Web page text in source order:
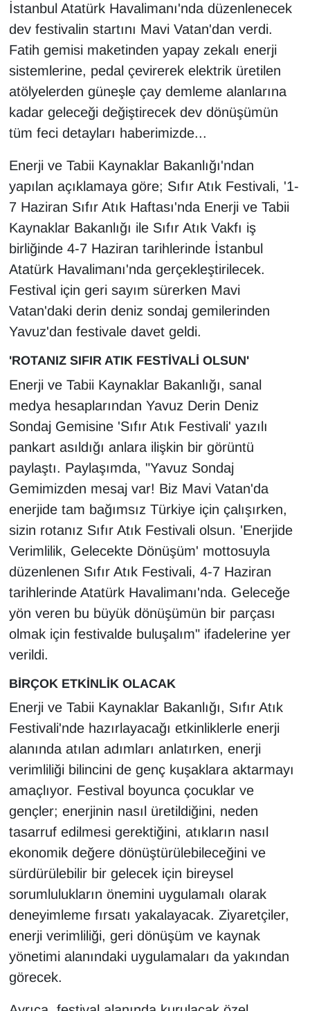
İstanbul Atatürk Havalimanı'nda düzenlenecek
dev festivalin startını Mavi Vatan'dan verdi.
Fatih gemisi maketinden yapay zekalı enerji
sistemlerine, pedal çevirerek elektrik üretilen
atölyelerden güneşle çay demleme alanlarına
kadar geleceği değiştirecek dev dönüşümün
tüm feci detayları haberimizde...
Enerji ve Tabii Kaynaklar Bakanlığı'ndan
yapılan açıklamaya göre; Sıfır Atık Festivali, '1-
7 Haziran Sıfır Atık Haftası'nda Enerji ve Tabii
Kaynaklar Bakanlığı ile Sıfır Atık Vakfı iş
birliğinde 4-7 Haziran tarihlerinde İstanbul
Atatürk Havalimanı'nda gerçekleştirilecek.
Festival için geri sayım sürerken Mavi
Vatan'daki derin deniz sondaj gemilerinden
Yavuz'dan festivale davet geldi.
'ROTANIZ SIFIR ATIK FESTİVALİ OLSUN'
Enerji ve Tabii Kaynaklar Bakanlığı, sanal
medya hesaplarından Yavuz Derin Deniz
Sondaj Gemisine 'Sıfır Atık Festivali' yazılı
pankart asıldığı anlara ilişkin bir görüntü
paylaştı. Paylaşımda, "Yavuz Sondaj
Gemimizden mesaj var! Biz Mavi Vatan'da
enerjide tam bağımsız Türkiye için çalışırken,
sizin rotanız Sıfır Atık Festivali olsun. 'Enerjide
Verimlilik, Gelecekte Dönüşüm' mottosuyla
düzenlenen Sıfır Atık Festivali, 4-7 Haziran
tarihlerinde Atatürk Havalimanı'nda. Geleceğe
yön veren bu büyük dönüşümün bir parçası
olmak için festivalde buluşalım" ifadelerine yer
verildi.
BİRÇOK ETKİNLİK OLACAK
Enerji ve Tabii Kaynaklar Bakanlığı, Sıfır Atık
Festivali'nde hazırlayacağı etkinliklerle enerji
alanında atılan adımları anlatırken, enerji
verimliliği bilincini de genç kuşaklara aktarmayı
amaçlıyor. Festival boyunca çocuklar ve
gençler; enerjinin nasıl üretildiğini, neden
tasarruf edilmesi gerektiğini, atıkların nasıl
ekonomik değere dönüştürülebileceğini ve
sürdürülebilir bir gelecek için bireysel
sorumlulukların önemini uygulamalı olarak
deneyimleme fırsatı yakalayacak. Ziyaretçiler,
enerji verimliliği, geri dönüşüm ve kaynak
yönetimi alanındaki uygulamaları da yakından
görecek.
Kim Kimdir?
Kültür & Sanat
KURDÎ
MAGAZİN
ONE EKONOMİ
POLİTİKA
Resmi İlanlar
RÖPORTAJ
SAĞLIK
Seri İlan
Sinema - TV
SİYASET
SPOR
TEBRİK
TEKNOLOJİ
Turizm
VAN'DA SPOR
Vasıta
YAŞAM
YEREL